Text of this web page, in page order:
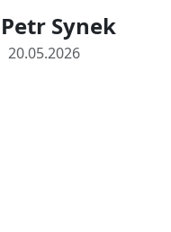
Petr Synek
20.05.2026